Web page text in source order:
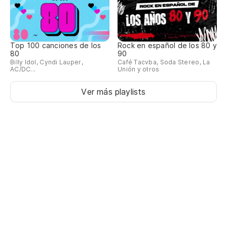
Top 100 canciones de los
80
Billy Idol, Cyndi Lauper,
AC/DC...
Rock en español de los 80 y
90
Café Tacvba, Soda Stereo, La
Unión y otros
Ver más playlists